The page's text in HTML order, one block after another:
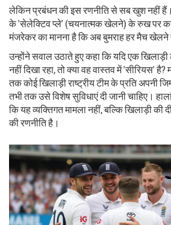
लेकिन प्रबंधन की इस रणनीति से सब खुश नहीं
के 'सेलेक्टिव प्ले' (चयनात्मक खेलने) के रुख पर
मंजरेकर का मानना है कि अब बुमराह हर मैच
उन्होंने सवाल उठाते हुए कहा कि यदि एक खिलाड़ी
नहीं दिखा रहा, तो क्या वह वास्तव में 'सीरियस'
तक कोई खिलाड़ी राष्ट्रीय टीम के प्रति अपनी
तभी तक उसे विशेष सुविधाएं दी जानी चाहिए।
कि यह व्यक्तिगत मामला नहीं, बल्कि खिलाड़ी की
की रणनीति है।